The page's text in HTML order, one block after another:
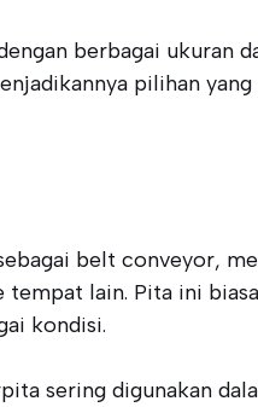
berbagai
pilihan
belt conveyor,
lain. Pita ini
kondisi.
sering digunakan